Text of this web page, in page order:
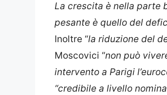
La crescita è nella parte
pesante è quello del
Inoltre “la riduzione del
Moscovici “non può
intervento a Parigi
“credibile a livello